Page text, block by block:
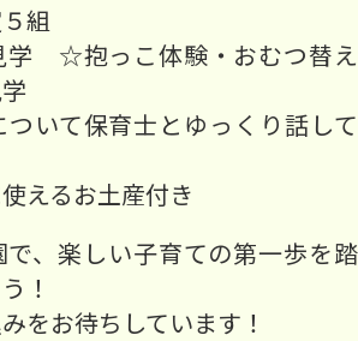
組
☆抱っこ体験・おむつ替え
いて保育士とゆっくり話して
るお土産付き
、楽しい子育ての第一歩を踏
！
お待ちしています！